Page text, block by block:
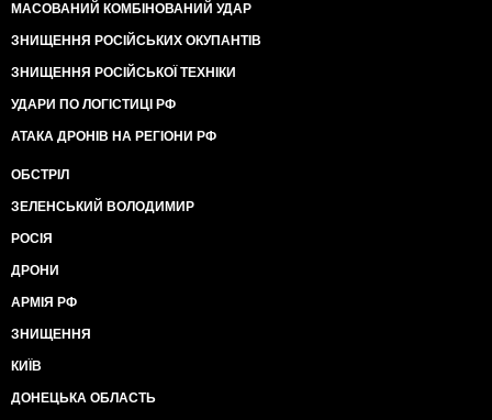
МАСОВАНИЙ КОМБІНОВАНИЙ УДАР
ЗНИЩЕННЯ РОСІЙСЬКИХ ОКУПАНТІВ
ЗНИЩЕННЯ РОСІЙСЬКОЇ ТЕХНІКИ
УДАРИ ПО ЛОГІСТИЦІ РФ
АТАКА ДРОНІВ НА РЕГІОНИ РФ
ОБСТРІЛ
ЗЕЛЕНСЬКИЙ ВОЛОДИМИР
РОСІЯ
ДРОНИ
АРМІЯ РФ
ЗНИЩЕННЯ
КИЇВ
ДОНЕЦЬКА ОБЛАСТЬ